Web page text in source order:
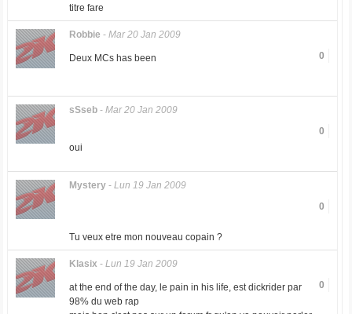
titre fare
Robbie - Mar 20 Jan 2009
0
Deux MCs has been
sSseb- Mar 20 Jan 2009
0
oui
Mystery- Lun 19 Jan 2009
0
Tu veux etre mon nouveau copain ?
Klasix - Lun 19 Jan 2009
0
at the end of the day, le pain in his life, est dickrider par
98% du web rap